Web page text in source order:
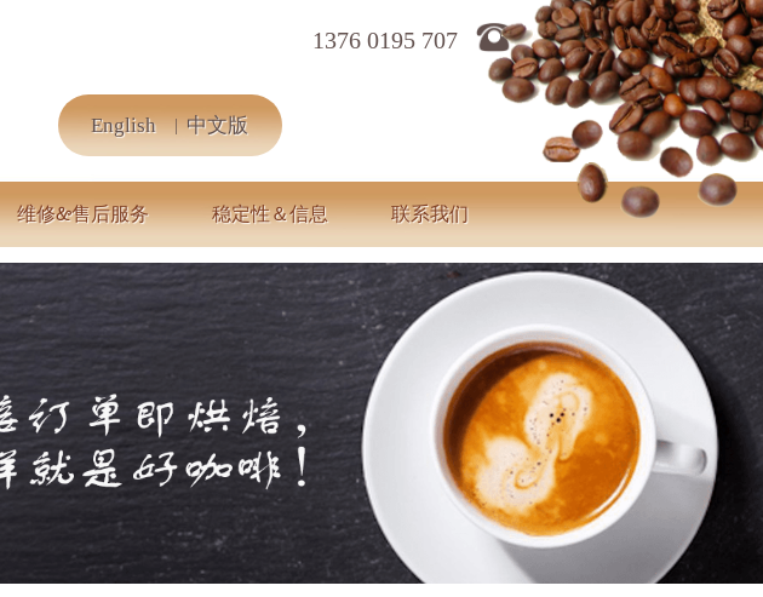
1376 0195 707
English 中文版
维修&售后服务 稳定性＆信息 联系我们